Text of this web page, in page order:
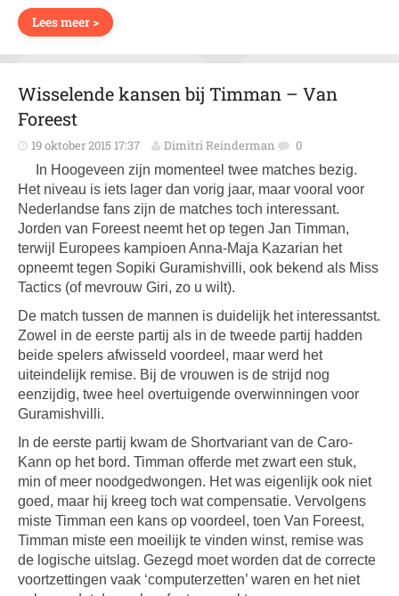
Lees meer >
Wisselende kansen bij Timman – Van
Foreest
19 oktober 2015 17:37 Dimitri Reinderman 0
In Hoogeveen zijn momenteel twee matches bezig.
Het niveau is iets lager dan vorig jaar, maar vooral voor
Nederlandse fans zijn de matches toch interessant.
Jorden van Foreest neemt het op tegen Jan Timman,
terwijl Europees kampioen Anna-Maja Kazarian het
opneemt tegen Sopiki Guramishvilli, ook bekend als Miss
Tactics (of mevrouw Giri, zo u wilt).
De match tussen de mannen is duidelijk het interessantst.
Zowel in de eerste partij als in de tweede partij hadden
beide spelers afwisseld voordeel, maar werd het
uiteindelijk remise. Bij de vrouwen is de strijd nog
eenzijdig, twee heel overtuigende overwinningen voor
Guramishvilli.
In de eerste partij kwam de Shortvariant van de Caro-
Kann op het bord. Timman offerde met zwart een stuk,
min of meer noodgedwongen. Het was eigenlijk ook niet
goed, maar hij kreeg toch wat compensatie. Vervolgens
miste Timman een kans op voordeel, toen Van Foreest,
Timman miste een moeilijk te vinden winst, remise was
de logische uitslag. Gezegd moet worden dat de correcte
voortzettingen vaak ‘computerzetten’ waren en het niet